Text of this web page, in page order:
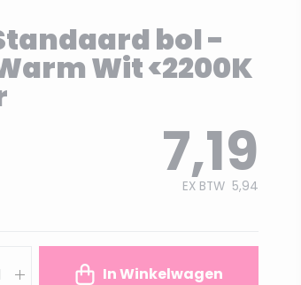
bol -
Wit <2200K
7,19
EX BTW 5,94
In Winkelwagen